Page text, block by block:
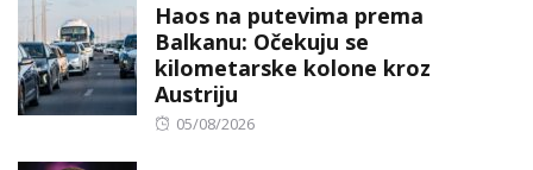
Haos na putevima prema
Balkanu: Očekuju se
kilometarske kolone kroz
Austriju
Posted
05/08/2026